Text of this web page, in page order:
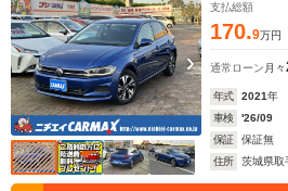
支払総額
170.9万円
通常ローン 月々
年式 2021年
車検
'26/09
保証
保証無
住所
茨城県取